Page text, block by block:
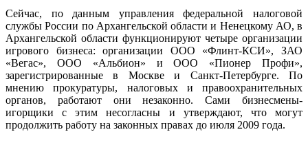
Сейчас, по данным управления федеральной налоговой
службы России по Архангельской области и Ненецкому АО, в
Архангельской области функционируют четыре организации
игрового бизнеса: организации ООО «Флинт-КСИ», ЗАО
«Вегас», ООО «Альбион» и ООО «Пионер Профи»,
зарегистрированные в Москве и Санкт-Петербурге. По
мнению прокуратуры, налоговых и правоохранительных
органов, работают они незаконно. Сами бизнесмены-
игорщики с этим несогласны и утверждают, что могут
продолжить работу на законных правах до июля 2009 года.